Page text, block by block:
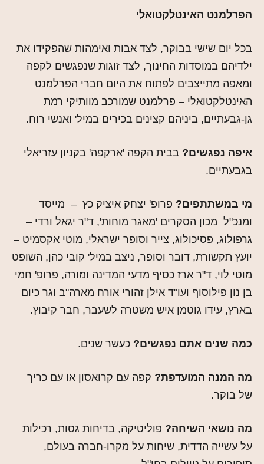
הפרלמנט האינטלקטואלי
בכל יום שישי בבוקר, לצד אבות ואימהות שהפקידו את
ילדיהם במוסדות החינוך, לצד זוגות שנפגשים לקפה
ומאפה מתייצבים לפתוח את היום חברי הפרלמנט
האינטלקטואלי – פרלמנט שמורכב מוותיקי רמת
גן-גבעתיים, ביניהם קצינים בכירים במיל' ואנשי רוח.
איפה נפגשים? בבית הקפה 'ארקפה' בקניון עזריאלי
בגבעתיים.
מי במשתתפים? פרופ' יצחק איציק כץ – מייסד
ומנכ"ל מכון הסקרים 'מאגר מוחות', ד"ר יגאל ורדי –
גרפולוג, פסיכולוג, צייר וסופר ישראלי, מוטי אקסמיט –
יועץ תקשורת, דובר וסופר, ניצב במיל' קובי כהן, השופט
מוטי לוי, ד"ר ארז כסיף מדעי המדינה ומורה, פרופ' חמי
בן נון פילוסוף ועו"ד אילן זהורי אורח מארה"ב וגר כיום
בארץ, עידו גוטמן איש משטרה לשעבר, חבר קיבוץ.
כמה שנים אתם נפגשים? כעשר שנים.
מה המנה המועדפת? קפה עם קרואסון או עם כריך
של בוקר.
מה נושאי השיחה? פוליטיקה, בדיחות גסות, רכילות
על עשייה הדדית, שיחות על מקרו-חברה בעולם,